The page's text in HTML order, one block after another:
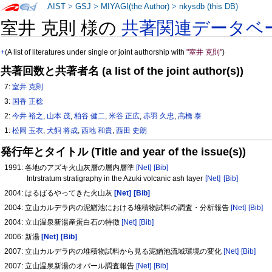
室井 克則 様の共著関連データベ
+(A list of literatures under single or joint authorship with"室井 克則")
共著回数と共著者名 (a list of the joint author(s))
7:室井 克則
3: 国香 正稔
2:今井 裕之 , 山本 茂,柏谷 健二,米谷 正広,赤羽 久忠,高橋 泰
1:松岡 玉衣,犬飼 将成,西地 和貴,西田 史朗
発行年とタイトル (Title and year of the issue(s))
1991: 各地のアズキ火山灰層の層内層準 [Net] [Bib]
Intrstratum stratigraphy in the Azuki volcanic ash layer [Net] [Bib]
2004: はるばるやってきた火山灰 [Net] [Bib]
2004: 立山カルデラ内の泥鰌池における堆積物試料の調査・分析報告 [Net] [Bib]
2004: 立山温泉新湯産蛋白石の特徴 [Net] [Bib]
2006: 新湯 [Net] [Bib]
2007: 立山カルデラ内の堆積物試料から見る泥鰌池流域環境の変化 [Net] [Bib]
2007: 立山温泉新湯のオパール調査報告 [Net] [Bib]
AIST >GSJ > MIYAGI(the Author) >nkysdb (this DB)